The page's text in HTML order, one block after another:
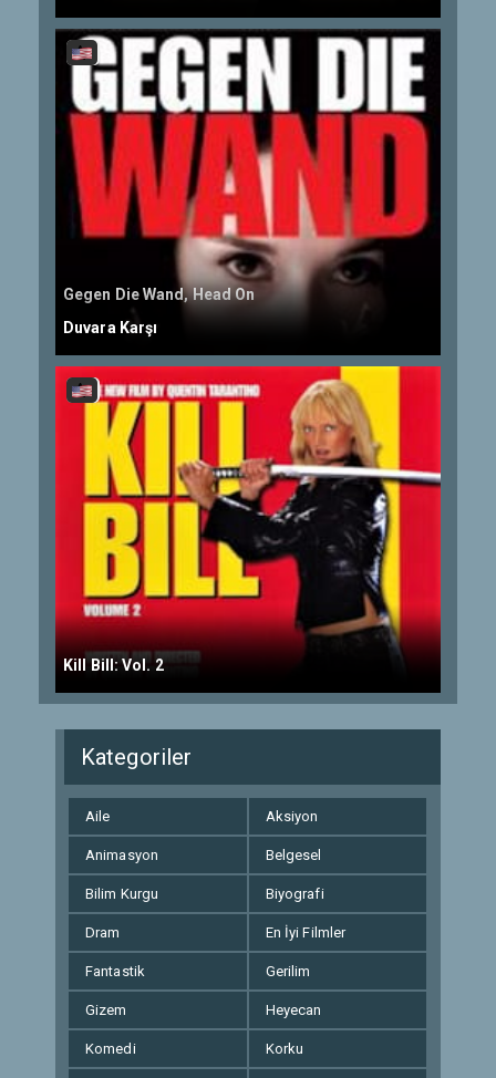
Gegen Die Wand, Head On
Duvara Karşı
Kill Bill: Vol. 2
Kategoriler
Aile Aksiyon
Animasyon Belgesel
Bilim Kurgu Biyografi
Dram En İyi Filmler
Fantastik Gerilim
Gizem Heyecan
Komedi Korku